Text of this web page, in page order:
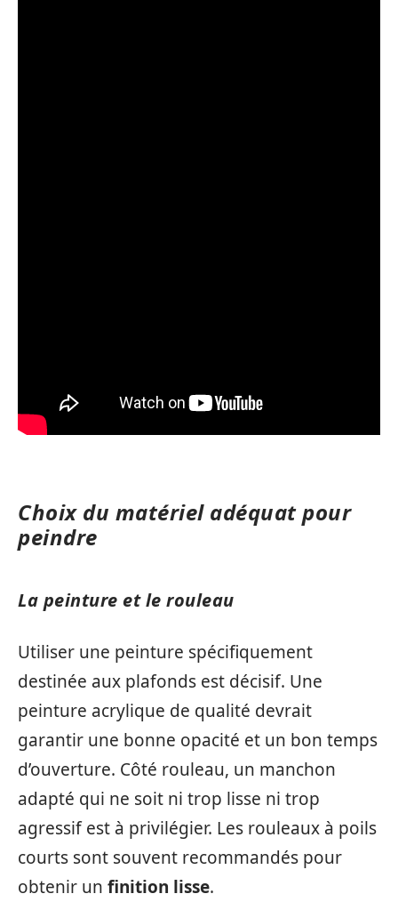
Choix du matériel adéquat pour
peindre
La peinture et le rouleau
Utiliser une peinture spécifiquement
destinée aux plafonds est décisif. Une
peinture acrylique de qualité devrait
garantir une bonne opacité et un bon temps
d’ouverture. Côté rouleau, un manchon
adapté qui ne soit ni trop lisse ni trop
agressif est à privilégier. Les rouleaux à poils
courts sont souvent recommandés pour
obtenir un finition lisse.